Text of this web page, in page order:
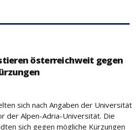
österreichweit gegen
sich nach Angaben der Universität
der Alpen-Adria-Universität. Die
sich gegen mögliche Kürzungen